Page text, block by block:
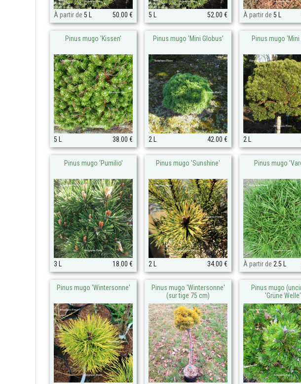
À partir de 5 L 50.00 € 5 L 52.00 € À partir de 5 L
Pinus mugo 'Kissen'
5 L 38.00 €
Pinus mugo 'Mini Globus'
2 L 42.00 €
Pinus mugo 'Mini
2 L
Pinus mugo 'Pumilio'
3 L 18.00 €
Pinus mugo 'Sunshine'
2 L 34.00 €
Pinus mugo
À partir de 2.5 L
Pinus mugo 'Wintersonne'
Pinus mugo 'Wintersonne'
(sur tige 75 cm)
Pinus mugo
'Grüne Welle'